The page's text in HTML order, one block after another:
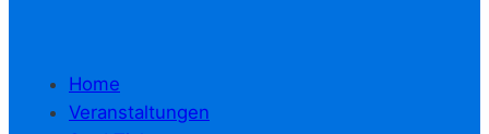
Home
Veranstaltungen